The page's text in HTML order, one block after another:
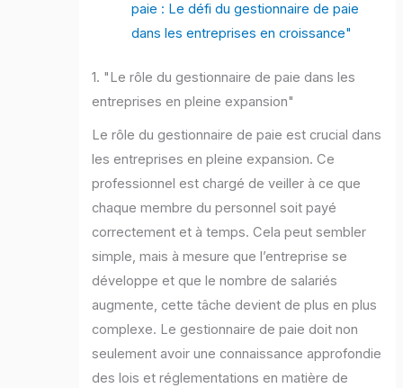
paie : Le défi du gestionnaire de paie
dans les entreprises en croissance"
1. "Le rôle du gestionnaire de paie dans les
entreprises en pleine expansion"
Le rôle du gestionnaire de paie est crucial dans
les entreprises en pleine expansion. Ce
professionnel est chargé de veiller à ce que
chaque membre du personnel soit payé
correctement et à temps. Cela peut sembler
simple, mais à mesure que l’entreprise se
développe et que le nombre de salariés
augmente, cette tâche devient de plus en plus
complexe. Le gestionnaire de paie doit non
seulement avoir une connaissance approfondie
des lois et réglementations en matière de